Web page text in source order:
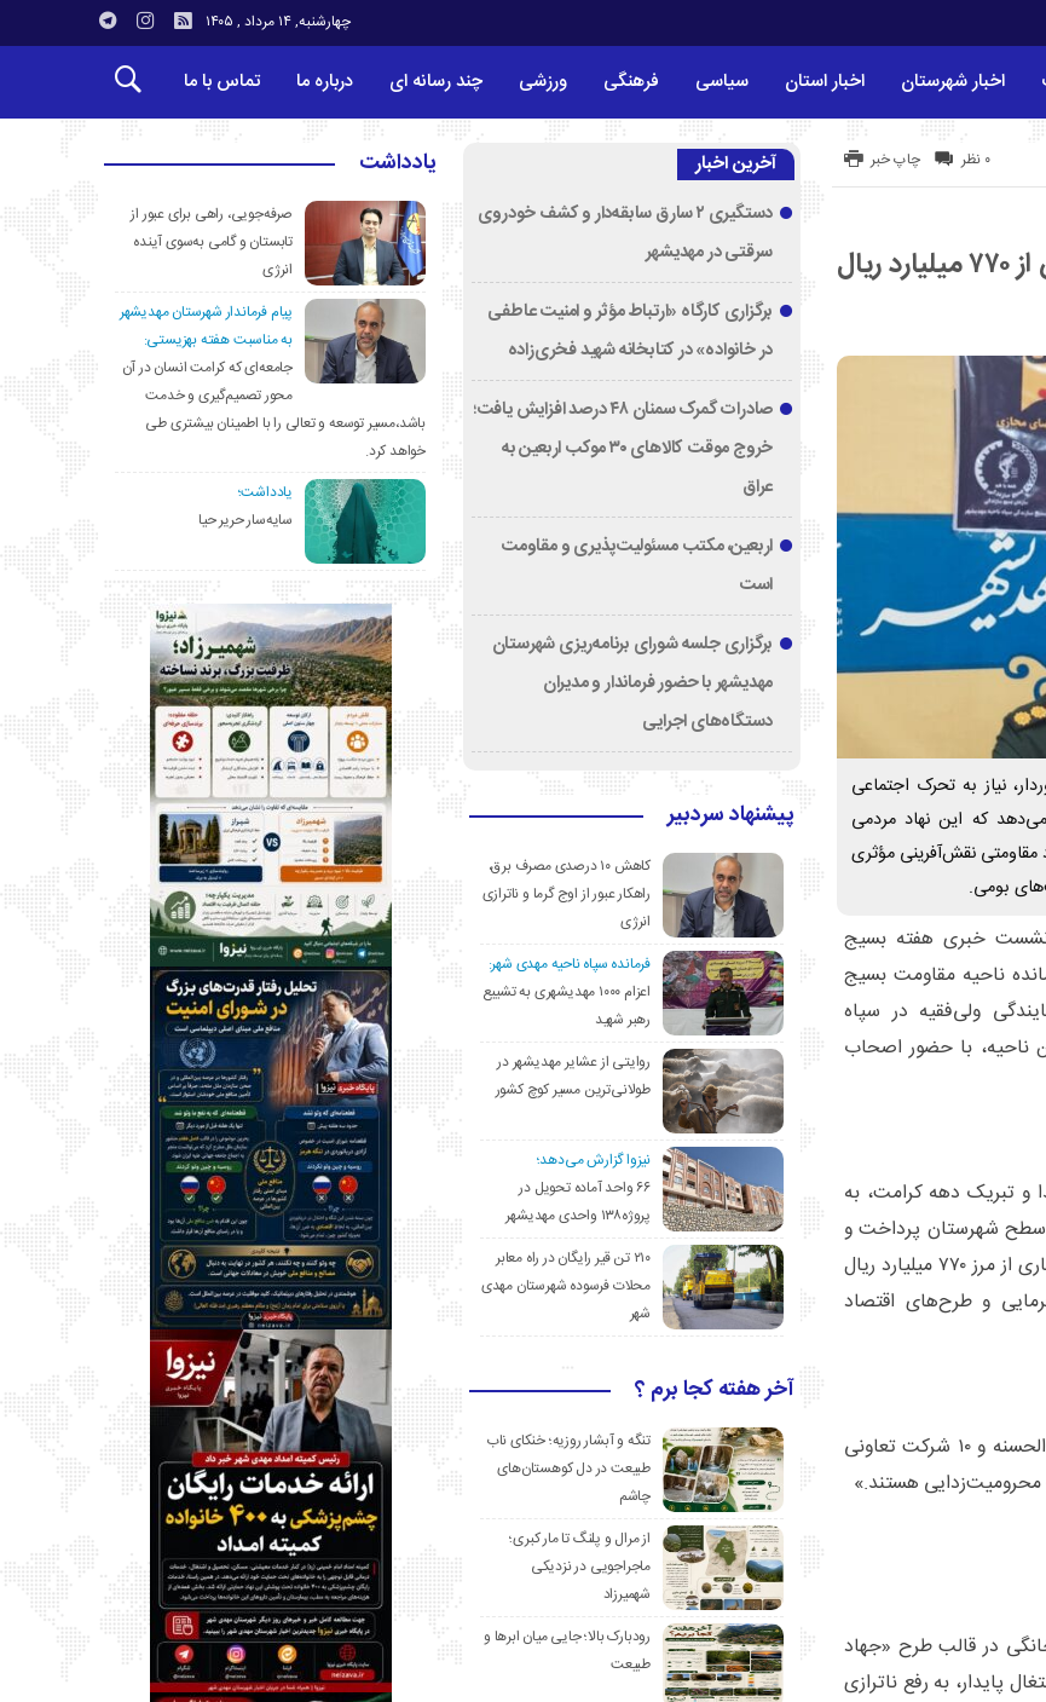
چهارشنبه, ۱۴ مرداد , ۱۴۰۵
اخبار شهرستان اخبار استان سیاسی فرهنگی ورزشی چند رسانه ای درباره ما تماس با ما
چاپ خبر ۰ نظر
بسیج سازندگی مهدی‌شهر در سال ۱۴۰۳ بیش از ۷۷۰ میلیارد ریال
نیاز به تحرک اجتماعی
که این نهاد مردمی
نقش‌آفرینی مؤثری
بومی.
خبری هفته بسیج
ناحیه مقاومت بسیج
ولی‌فقیه در سپاه
با حضور اصحاب
تبریک دهه کرامت، به
سطح شهرستان پرداخت و
گفت: «مجموع تسهیلات اشتغال‌زایی پرداخت‌شده در سال جاری از مرز ۷۷۰ میلیارد ریال
و طرح‌های اقتصاد
وی افزود: «در حال حاضر، ۹۰ گروه جهادی، ۹۰ صندوق قرض‌الحسنه و ۱۰ شرکت تعاونی
هستند.»
نیروگاه خورشیدی خانگی در قالب طرح «جهاد
پایدار، به رفع ناترازی
آخرین اخبار
دستگیری ۲ سارق سابقه‌دار و کشف خودروی
سرقتی در مهدیشهر
برگزاری کارگاه «ارتباط مؤثر و امنیت عاطفی
در خانواده» در کتابخانه شهید فخری‌زاده
صادرات گمرک سمنان ۴۸ درصد افزایش یافت؛
خروج موقت کالاهای ۳۰ موکب اربعین به
عراق
اربعین، مکتب مسئولیت‌پذیری و مقاومت
است
برگزاری جلسه شورای برنامه‌ریزی شهرستان
مهدیشهر با حضور فرماندار و مدیران
دستگاه‌های اجرایی
پیشنهاد سردبیر
کاهش ۱۰ درصدی مصرف برق،
راهکار عبور از اوج گرما و ناترازی
انرژی
فرمانده سپاه ناحیه مهدی شهر:
اعزام ۱۰۰۰ مهدیشهری به تشییع
رهبر شهید
روایتی از عشایر مهدیشهر در
طولانی‌ترین مسیر کوچ کشور
نیزوا گزارش می‌دهد؛
۶۶ واحد آماده تحویل در
پروژه۱۳۸ واحدی مهدیشهر
۲۱۰ تن قیر رایگان در راه معابر
محلات فرسوده شهرستان مهدی
شهر
آخر هفته کجا برم ؟
تنگه و آبشار روزیه؛ خنکای ناب
طبیعت در دل کوهستان‌های
چاشم
از مرال و پلنگ تا مار کبری؛
ماجراجویی در نزدیکی
شهمیرزاد
رودبارک بالا؛ جایی میان ابرها و
طبیعت
یادداشت
صرفه‌جویی، راهی برای عبور از
تابستان و گامی به‌سوی آینده
انرژی
پیام فرماندار شهرستان مهدیشهر
به مناسبت هفته بهزیستی:
جامعه‌ای که کرامت انسان در آن
محور تصمیم‌گیری و خدمت
باشد،مسیر توسعه و تعالی را با اطمینان بیشتری طی
خواهد کرد.
یادداشت؛
سایه‌سار حریر حیا